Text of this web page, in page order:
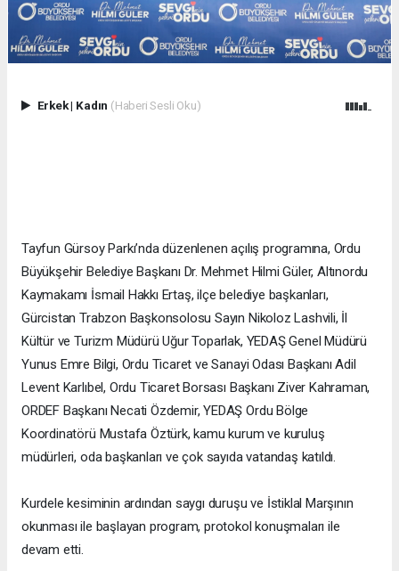
Erkek| Kadın (Haberi Sesli Oku)
Tayfun Gürsoy Parkı’nda düzenlenen açılış programına, Ordu
Büyükşehir Belediye Başkanı Dr. Mehmet Hilmi Güler, Altınordu
Kaymakamı İsmail Hakkı Ertaş, ilçe belediye başkanları,
Gürcistan Trabzon Başkonsolosu Sayın Nikoloz Lashvili, İl
Kültür ve Turizm Müdürü Uğur Toparlak, YEDAŞ Genel Müdürü
Yunus Emre Bilgi, Ordu Ticaret ve Sanayi Odası Başkanı Adil
Levent Karlıbel, Ordu Ticaret Borsası Başkanı Ziver Kahraman,
ORDEF Başkanı Necati Özdemir, YEDAŞ Ordu Bölge
Koordinatörü Mustafa Öztürk, kamu kurum ve kuruluş
müdürleri, oda başkanları ve çok sayıda vatandaş katıldı.
Kurdele kesiminin ardından saygı duruşu ve İstiklal Marşının
okunması ile başlayan program, protokol konuşmaları ile
devam etti.